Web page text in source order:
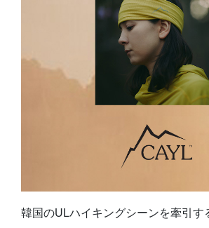
韓国のULハイキングシーンを牽引す